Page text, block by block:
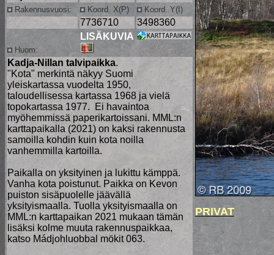
PRIVAT
Rakennusvuosi: Koord. X(P) Koord. Y(I)
7736710 3498360
Huom:
LISÄKUVIA
Kadja-Nillan talvipaikka.
"Kota" merkintä näkyy Suomi
yleiskartassa vuodelta 1950,
taloudellisessa kartassa 1968 ja vielä
topokartassa 1977. Ei havaintoa
myöhemmissä paperikartoissani. MML:n
karttapaikalla (2021) on kaksi rakennusta
samoilla kohdin kuin kota noilla
vanhemmilla kartoilla.
Paikalla on yksityinen ja lukittu kämppä.
Vanha kota poistunut. Paikka on Kevon
puiston sisäpuolelle jäävällä
yksityismaalla. Tuolla yksityismaalla on
MML:n karttapaikan 2021 mukaan tämän
lisäksi kolme muuta rakennuspaikkaa,
katso Mádjohluobbal mökit 063.